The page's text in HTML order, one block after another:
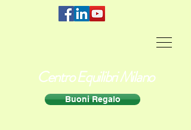
Centro Equilibri Milano
Buoni Regalo